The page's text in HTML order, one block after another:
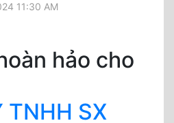
11:30 AM
hảo cho